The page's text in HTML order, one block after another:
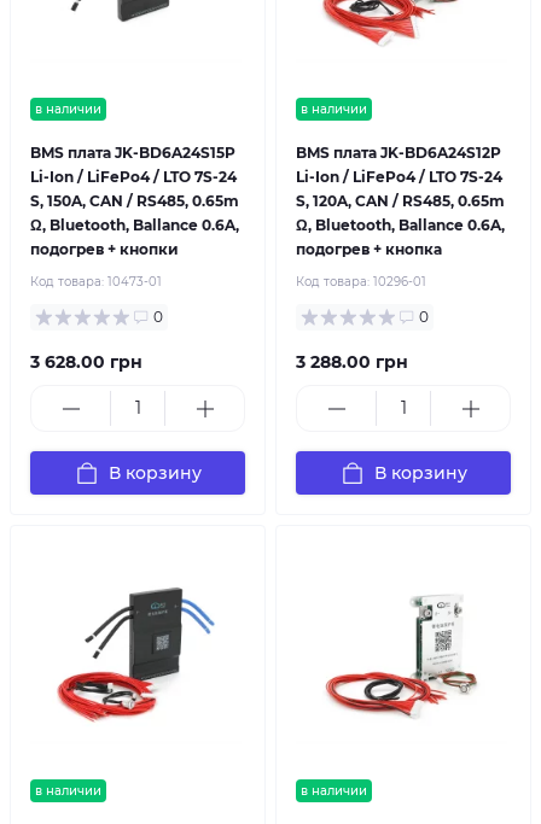
в наличии
BMS плата JK-BD6A24S15P
Li-Ion / LiFePo4 / LTO 7S-24
S, 150A, CAN / RS485, 0.65m
Ω, Bluetooth, Ballance 0.6A,
подогрев + кнопки
Код товара: 10473-01
0
3 628.00 грн
В корзину
в наличии
BMS плата JK-BD6A24S12P
Li-Ion / LiFePo4 / LTO 7S-24
S, 120A, CAN / RS485, 0.65m
Ω, Bluetooth, Ballance 0.6A,
подогрев + кнопка
Код товара: 10296-01
0
3 288.00 грн
В корзину
в наличии в наличии